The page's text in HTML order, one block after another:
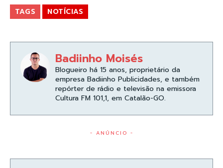
TAGS NOTÍCIAS
Badiinho Moisés
Blogueiro há 15 anos, proprietário da
empresa Badiinho Publicidades, e também
repórter de rádio e televisão na emissora
Cultura FM 101,1, em Catalão-GO.
- ANÚNCIO -